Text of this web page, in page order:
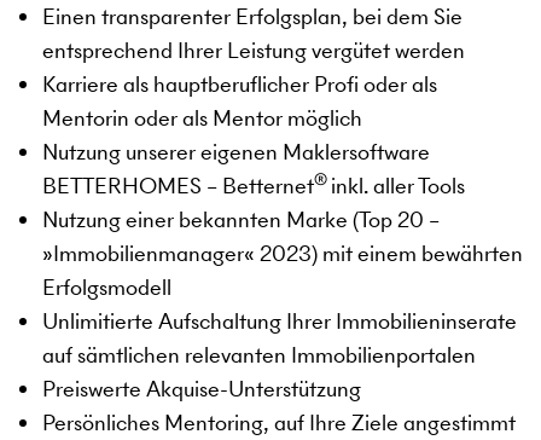
Einen transparenter Erfolgsplan, bei dem Sie
entsprechend Ihrer Leistung vergütet werden
Karriere als hauptberuflicher Profi oder als
Mentorin oder als Mentor möglich
Nutzung unserer eigenen Maklersoftware
BETTERHOMES – Betternet® inkl. aller Tools
Nutzung einer bekannten Marke (Top 20 –
»Immobilienmanager« 2023) mit einem bewährten
Erfolgsmodell
Unlimitierte Aufschaltung Ihrer Immobilieninserate
auf sämtlichen relevanten Immobilienportalen
Preiswerte Akquise-Unterstützung
Persönliches Mentoring, auf Ihre Ziele angestimmt